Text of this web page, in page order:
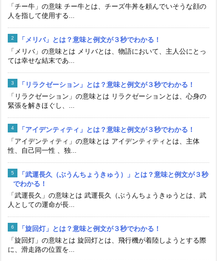
「チー牛」の意味 チー牛とは、チーズ牛丼を頼んでいそうな顔の
人を指して使用する...
「メリバ」とは？意味と例文が３秒でわかる！
「メリバ」の意味とは メリバとは、物語において、主人公にとっ
ては幸せな結末であ...
「リラクゼーション」とは？意味と例文が３秒でわかる！
「リラクゼーション」の意味とは リラクゼーションとは、心身の
緊張を解きほぐし、...
「アイデンティティ」とは？意味と例文が３秒でわかる！
「アイデンティティ」の意味とは アイデンティティとは、主体
性、自己同一性 、独...
「武運長久（ぶうんちょうきゅう）」とは？意味と例文が３秒
でわかる！
「武運長久」の意味とは 武運長久（ぶうんちょうきゅうとは、武
人としての運命が長...
「旋回灯」とは？意味と例文が３秒でわかる！
「旋回灯」の意味とは 旋回灯とは、飛行機が着陸しようとする際
に、滑走路の位置を...